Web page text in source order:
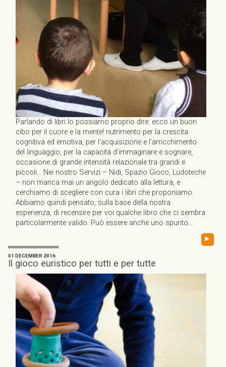
Parlando di libri lo possiamo proprio dire: ecco un buon
cibo per il cuore e la mente! nutrimento per la crescita
cognitiva ed emotiva, per l’acquisizione e l’arricchimento
del linguaggio, per la capacità d’immaginare e sognare,
occasione di grande intensità relazionale tra grandi e
piccoli… Nei nostro Servizi – Nidi, Spazio Gioco, Ludoteche
– non manca mai un angolo dedicato alla lettura, e
cerchiamo di scegliere con cura i libri che proponiamo.
Abbiamo quindi pensato, sulla base della nostra
esperienza, di recensire per voi qualche libro che ci sembra
particolarmente valido. Può essere anche uno spunto...
▸
01 DECEMBER 2016
Il gioco euristico per tutti e per tutte